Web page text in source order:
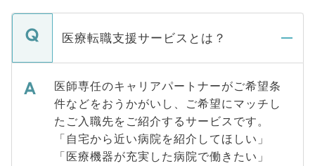
医療転職支援サービスとは？
医師専任のキャリアパートナーがご希望条
件などをおうかがいし、ご希望にマッチし
たご入職先をご紹介するサービスです。
「自宅から近い病院を紹介してほしい」
「医療機器が充実した病院で働きたい」